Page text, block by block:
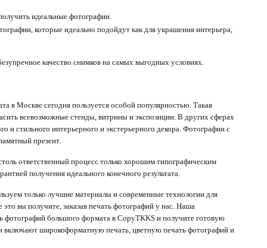
идеальные фотографии.
которые идеально подойдут как для украшения интерьера,
качество снимков на самых выгодных условиях.
в Москве сегодня пользуется особой популярностью. Такая
всевозможные стенды, витрины и экспозиции. В других сферах
стильного интерьерного и экстерьерного декора. Фотографии с
презент.
ответственный процесс только хорошим типографическим
получения идеального конечного результата.
только лучшие материалы и современные технологии для
вы получите, заказав печать фотографий у нас. Наша
фотографий большого формата в CopyTKKS и получите готовую
широкоформатную печать, цветную печать фотографий и